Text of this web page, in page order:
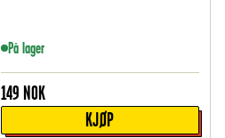
På lager
149 NOK
KJØP